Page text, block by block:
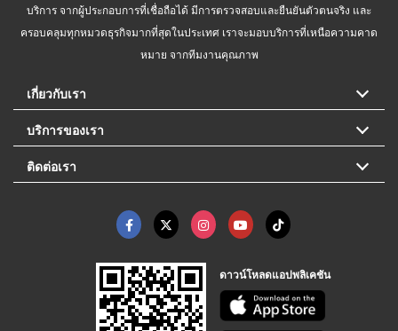
บริการ จากผู้ประกอบการที่เชื่อถือได้ มีการตรวจสอบและยืนยันตัวตนจริง และ
ครอบคลุมทุกหมวดธุรกิจมากที่สุดในประเทศ เราจะมอบบริการที่เหนือความคาด
หมาย จากทีมงานคุณภาพ
เกี่ยวกับเรา
บริการของเรา
ติดต่อเรา
ดาวน์โหลดแอปพลิเคชัน